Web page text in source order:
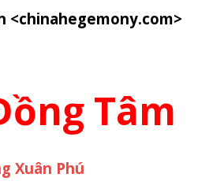
<chinahegemony.com>
Tâm
Xuân Phú